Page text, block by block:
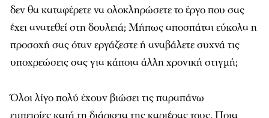
δεν θα καταφέρετε να ολοκληρώσετε το έργο που σας
έχει ανατεθεί στη δουλειά; Μήπως αποσπάται εύκολα η
προσοχή σας όταν εργάζεστε ή αναβάλετε συχνά τις
υποχρεώσεις σας για κάποια άλλη χρονική στιγμή;
Όλοι λίγο πολύ έχουν βιώσει τις παραπάνω
εμπειρίες κατά τη διάρκεια της καριέρας τους. Ποια